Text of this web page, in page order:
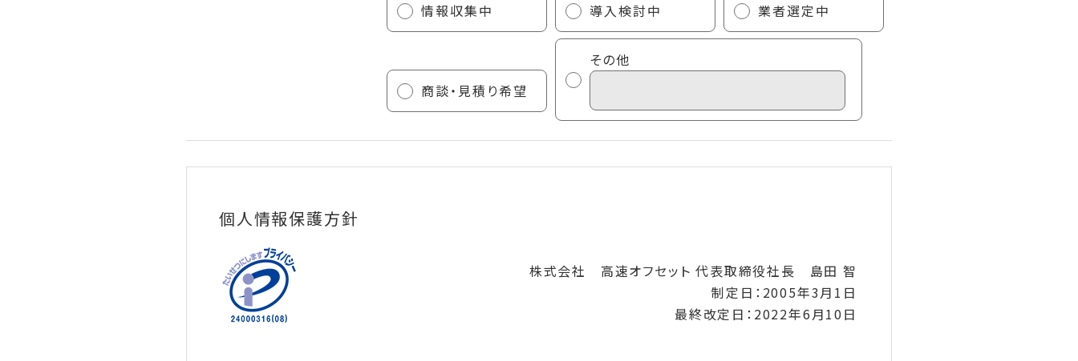
情報収集中 導入検討中 業者選定中
商談・見積り希望
その他
個人情報保護方針
株式会社 高速オフセット 代表取締役社長 島田 智
制定日：2005年3月1日
最終改定日：2022年6月10日